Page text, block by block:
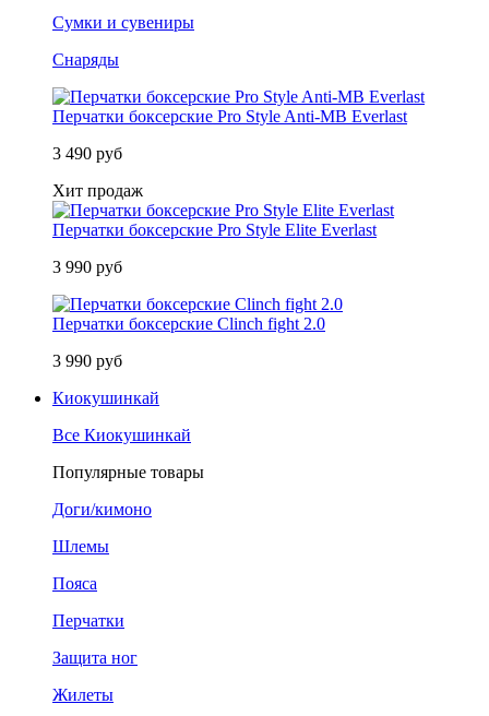
Сумки и сувениры
Снаряды
Перчатки боксерские Pro Style Anti-MB Everlast
3 490 руб
Хит продаж
Перчатки боксерские Pro Style Elite Everlast
3 990 руб
Перчатки боксерские Clinch fight 2.0
3 990 руб
Киокушинкай
Все Киокушинкай
Популярные товары
Доги/кимоно
Шлемы
Пояса
Перчатки
Защита ног
Жилеты